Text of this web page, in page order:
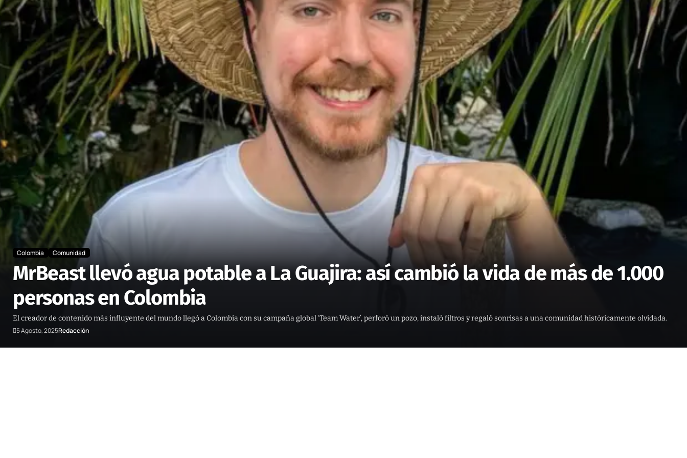
Colombia Comunidad
MrBeast llevó agua potable a La Guajira: así cambió la vida de más de 1.000
personas en Colombia
El creador de contenido más influyente del mundo llegó a Colombia con su campaña global ‘Team Water’, perforó un pozo, instaló filtros y regaló sonrisas a una comunidad históricamente olvidada.
5 Agosto, 2025Redacción